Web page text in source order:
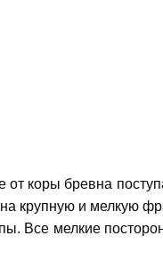
коры бревна
крупную и мелкую
Все мелкие